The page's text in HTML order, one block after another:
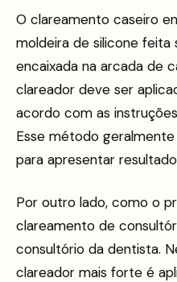
O clareamento caseiro
moldeira de silicone feita
encaixada na arcada de
clareador deve ser
acordo com as
Esse método
para apresentar
Por outro lado, como o
clareamento de
consultório da dentista.
clareador mais forte é